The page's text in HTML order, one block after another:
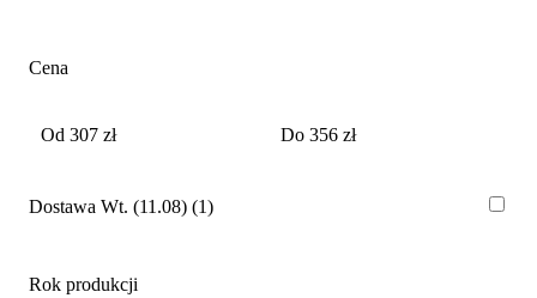
Cena
Dostawa Wt. (11.08) 1
Rok produkcji